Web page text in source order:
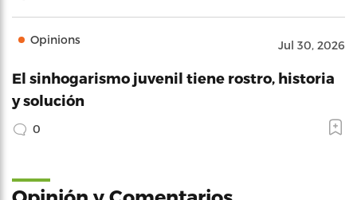
Opinions Jul 30, 2026
El sinhogarismo juvenil tiene rostro, historia
y solución
0